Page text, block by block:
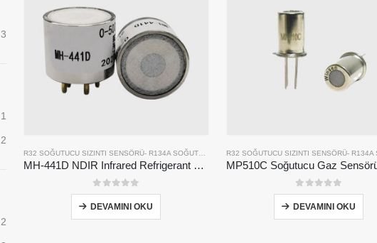
R32 SOĞUTUCU SIZINTI SENSÖRÜ- R134A SOĞUTUCU SIZINTI SENSÖRÜ - R410A SOĞUTUCU SIZINTI
MH-441D NDIR Infrared Refrigerant Sensor | High Sensitivity | HVAC & Industrial Safety | Long Lifespan
05 üzerinden
DEVAMINI OKU
R32 SOĞUTUCU SIZINTI SENSÖRÜ- R134A
05 üzerinden
DEVAMINI OKU
3
1
2
2